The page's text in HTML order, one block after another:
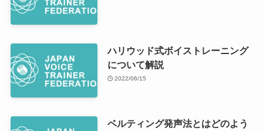
ハリウッド式ボイストレーニング
について解説
2022/06/15
ベルティング発声法とはどのよう